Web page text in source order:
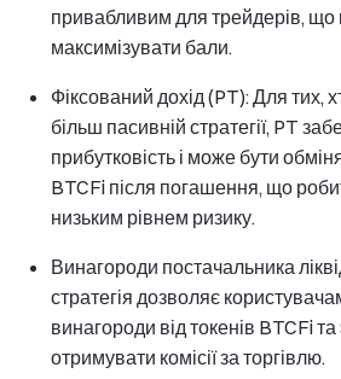
привабливим для трейдерів, що
максимізувати бали.
Фіксований дохід (PT): Для тих,
більш пасивній стратегії, PT
прибутковість і може бути
BTCFi після погашення, що
низьким рівнем ризику.
Винагороди постачальника
стратегія дозволяє
винагороди від токенів BTCFi
отримувати комісії за торгівлю.